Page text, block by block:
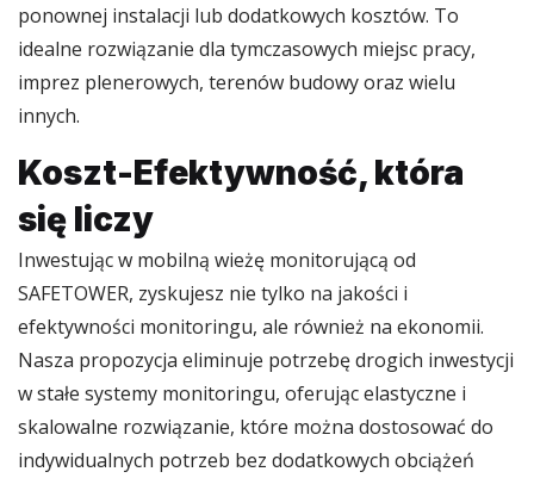
ponownej instalacji lub dodatkowych kosztów. To
idealne rozwiązanie dla tymczasowych miejsc pracy,
imprez plenerowych, terenów budowy oraz wielu
innych.
Koszt-Efektywność, która
się liczy
Inwestując w mobilną wieżę monitorującą od
SAFETOWER, zyskujesz nie tylko na jakości i
efektywności monitoringu, ale również na ekonomii.
Nasza propozycja eliminuje potrzebę drogich inwestycji
w stałe systemy monitoringu, oferując elastyczne i
skalowalne rozwiązanie, które można dostosować do
indywidualnych potrzeb bez dodatkowych obciążeń